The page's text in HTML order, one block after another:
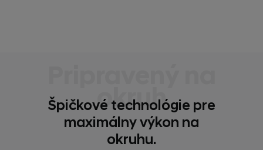
okruh
Špičkové technológie pre
maximálny výkon na
okruhu.